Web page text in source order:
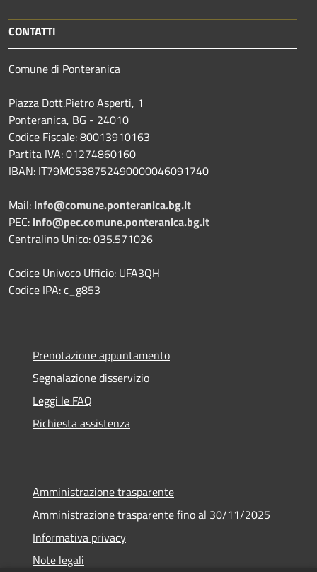
CONTATTI
Comune di Ponteranica
Piazza Dott.Pietro Asperti, 1
Ponteranica, BG - 24010
Codice Fiscale: 80013910163
Partita IVA: 01274860160
IBAN: IT79M0538752490000046091740
Mail: info@comune.ponteranica.bg.it
PEC: info@pec.comune.ponteranica.bg.it
Centralino Unico: 035.571026
Codice Univoco Ufficio: UFA3QH
Codice IPA: c_g853
Prenotazione appuntamento
Segnalazione disservizio
Leggi le FAQ
Richiesta assistenza
Amministrazione trasparente
Amministrazione trasparente fino al 30/11/2025
Informativa privacy
Note legali